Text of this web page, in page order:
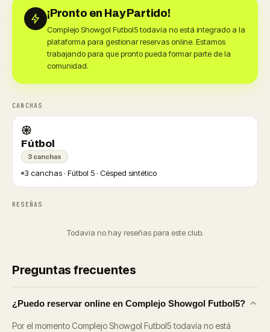
¡Pronto en Hay Partido!
Complejo Showgol Futbol5 todavía no está integrado a la
plataforma para gestionar reservas online. Estamos
trabajando para que pronto pueda formar parte de la
comunidad.
CANCHAS
Fútbol
3 canchas
3 canchas · Fútbol 5 · Césped sintético
RESEÑAS
Todavía no hay reseñas para este club.
Preguntas frecuentes
¿Puedo reservar online en Complejo Showgol Futbol5?
Por el momento Complejo Showgol Futbol5 todavía no está